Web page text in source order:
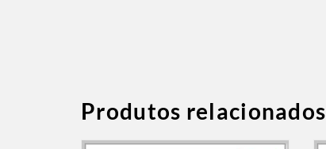
Produtos relacionados